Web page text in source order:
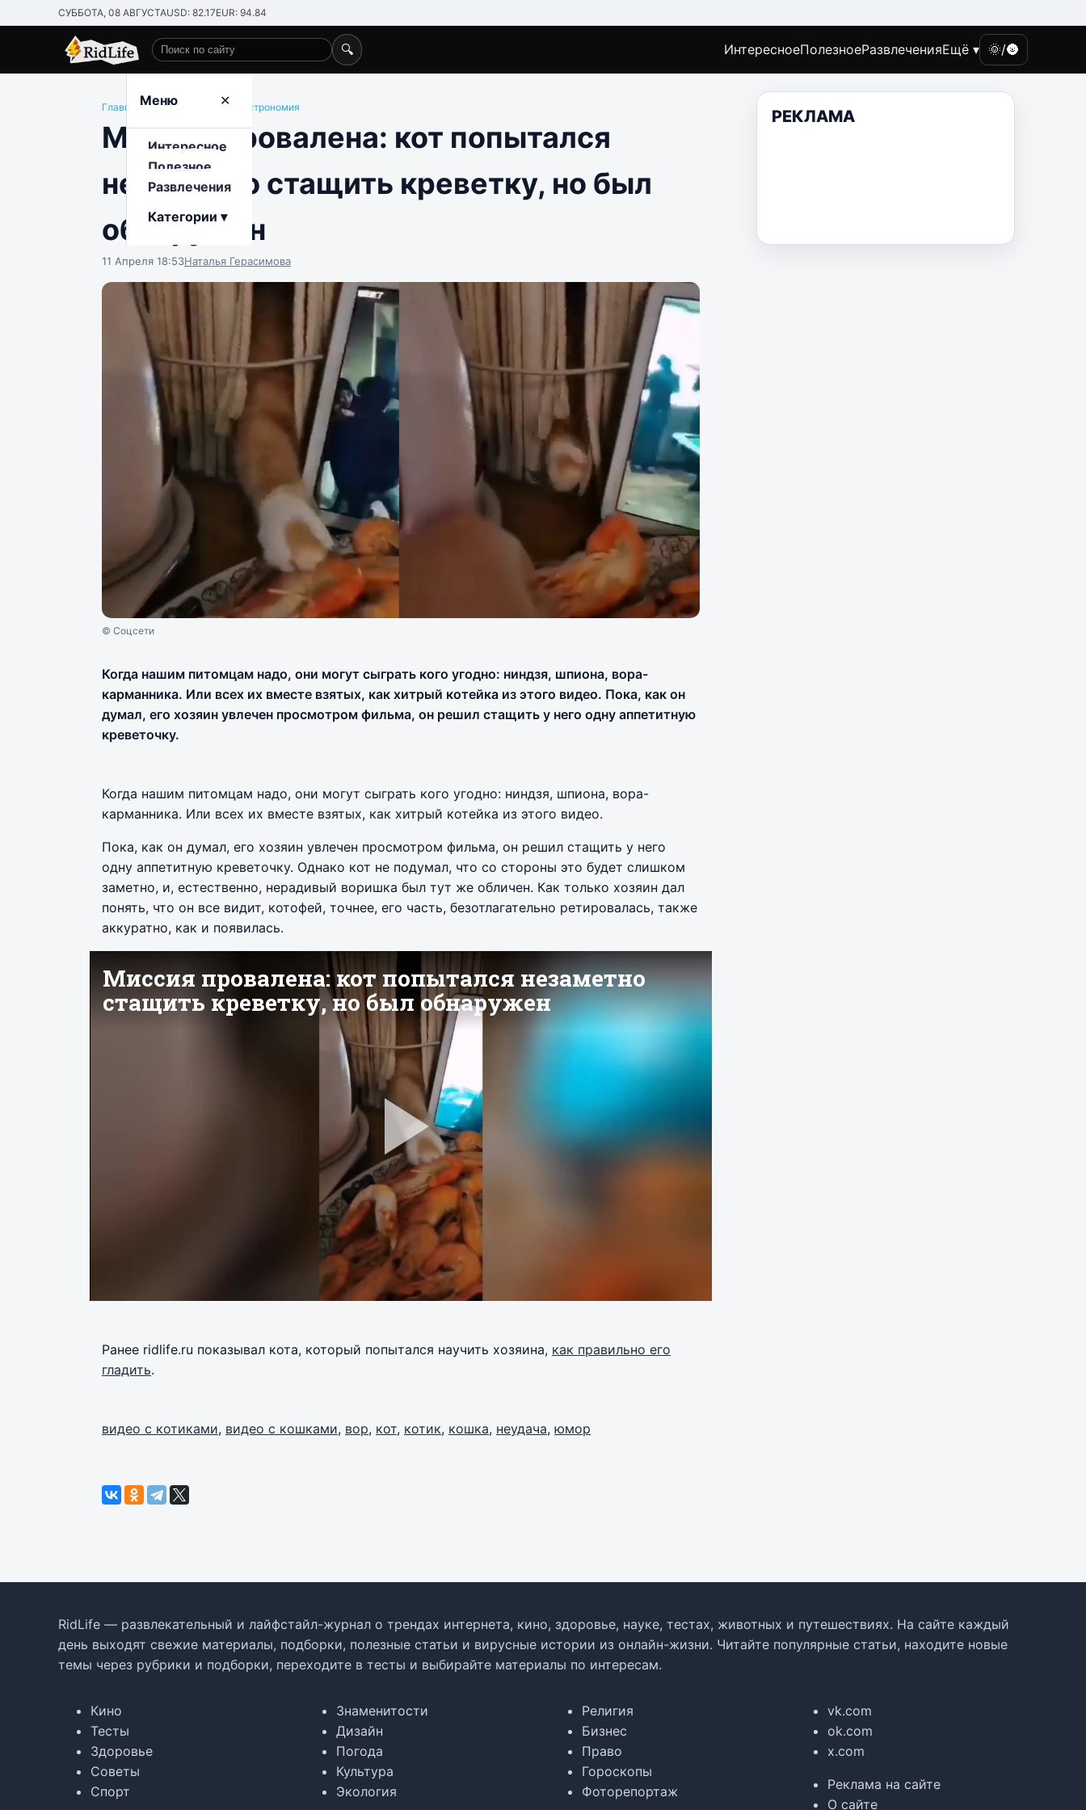
СУББОТА, 08 АВГУСТАUSD: 82.17EUR: 94.84
Поиск по сайту
🔍 ИнтересноеПолезноеРазвлеченияЕщё ▾ 🌞/🌚
Меню ✕
Интересное
Полезное
Развлечения
Категории ▾
Главная/Развлечения Еда и гастрономия
Миссия провалена: кот попытался
незаметно стащить креветку, но был
обнаружен
11 Апреля 18:53Наталья Герасимова
© Соцсети
Когда нашим питомцам надо, они могут сыграть кого угодно: ниндзя, шпиона, вора-
карманника. Или всех их вместе взятых, как хитрый котейка из этого видео. Пока, как он
думал, его хозяин увлечен просмотром фильма, он решил стащить у него одну аппетитную
креветочку.
Когда нашим питомцам надо, они могут сыграть кого угодно: ниндзя, шпиона, вора-
карманника. Или всех их вместе взятых, как хитрый котейка из этого видео.
Пока, как он думал, его хозяин увлечен просмотром фильма, он решил стащить у него
одну аппетитную креветочку. Однако кот не подумал, что со стороны это будет слишком
заметно, и, естественно, нерадивый воришка был тут же обличен. Как только хозяин дал
понять, что он все видит, котофей, точнее, его часть, безотлагательно ретировалась, также
аккуратно, как и появилась.
Ранее ridlife.ru показывал кота, который попытался научить хозяина, как правильно его
гладить.
видео с котиками, видео с кошками, вор, кот, котик, кошка, неудача, юмор
РЕКЛАМА
RidLife — развлекательный и лайфстайл-журнал о трендах интернета, кино, здоровье, науке, тестах, животных и путешествиях. На сайте каждый
день выходят свежие материалы, подборки, полезные статьи и вирусные истории из онлайн-жизни. Читайте популярные статьи, находите новые
темы через рубрики и подборки, переходите в тесты и выбирайте материалы по интересам.
Кино
Тесты
Здоровье
Советы
Спорт
Знаменитости
Дизайн
Погода
Культура
Экология
Религия
Бизнес
Право
Гороскопы
Фоторепортаж
vk.com
ok.com
x.com
Реклама на сайте
О сайте